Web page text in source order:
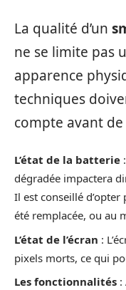
La qualité d’un
ne se limite pas
apparence
techniques
compte avant
L’état de la batterie
dégradée impactera
Il est conseillé
été remplacée, ou au
L’état de l’écran :
pixels morts, ce qui
Les fonctionnalités :